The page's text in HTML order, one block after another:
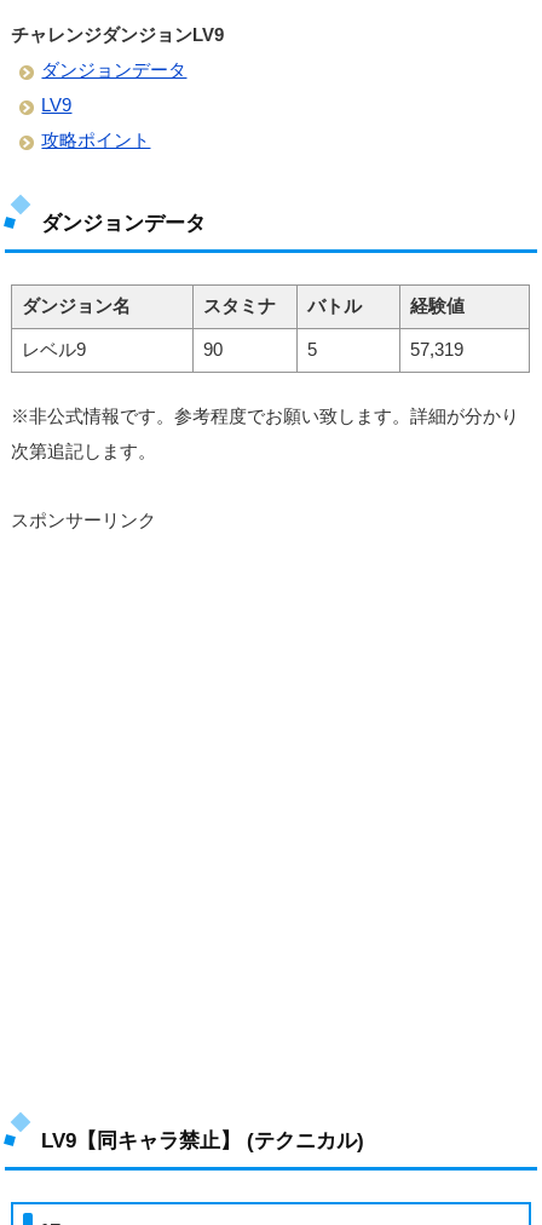
チャレンジダンジョンLV9
ダンジョンデータ
LV9
攻略ポイント
ダンジョンデータ
ダンジョン名 スタミナ バトル 経験値
レベル9 90 5 57,319
※非公式情報です。参考程度でお願い致します。詳細が分かり
次第追記します。
スポンサーリンク
LV9【同キャラ禁止】 (テクニカル)